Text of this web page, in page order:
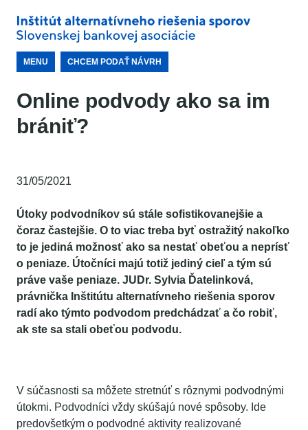
MENU CHCEM PODAŤ NÁVRH
Online podvody ako sa im
brániť?
31/05/2021
Útoky podvodníkov sú stále sofistikovanejšie a
čoraz častejšie. O to viac treba byť ostražitý nakoľko
to je jediná možnosť ako sa nestať obeťou a neprísť
o peniaze. Útočníci majú totiž jediný cieľ a tým sú
práve vaše peniaze. JUDr. Sylvia Ďatelinková,
právnička Inštitútu alternatívneho riešenia sporov
radí ako týmto podvodom predchádzať a čo robiť,
ak ste sa stali obeťou podvodu.
V súčasnosti sa môžete stretnúť s rôznymi podvodnými
útokmi. Podvodníci vždy skúšajú nové spôsoby. Ide
predovšetkým o podvodné aktivity realizované